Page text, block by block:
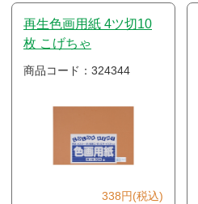
再生色画用紙 4ツ切10
枚 こげちゃ
商品コード：324344
338円(税込)